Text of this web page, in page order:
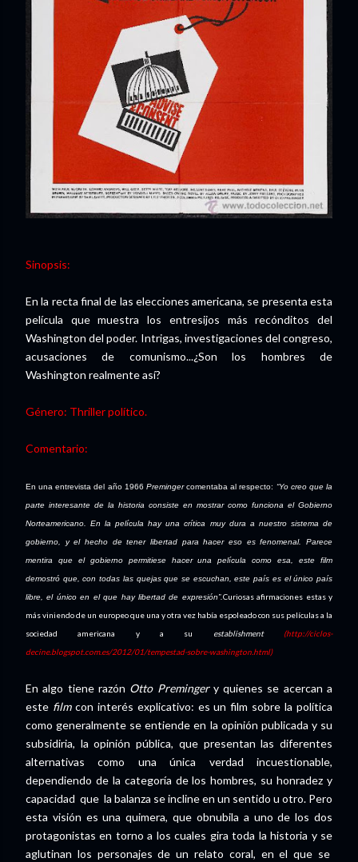
Sinopsis:
En la recta final de las elecciones americana, se presenta esta
película que muestra los entresijos más recónditos del
Washington del poder. Intrigas, investigaciones del congreso,
acusaciones de comunismo...¿Son los hombres de
Washington realmente así?
Género: Thriller político.
Comentario:
En una entrevista del año 1966 Premingercomentaba al respecto: “Yo creo que la
parte interesante de la historia consiste en mostrar como funciona el Gobierno
Norteamericano. En la película hay una crítica muy dura a nuestro sistema de
gobierno, y el hecho de tener libertad para hacer eso es fenomenal. Parece
mentira que el gobierno permitiese hacer una película como esa, este film
demostró que, con todas las quejas que se escuchan, este país es el único país
libre, el único en el que hay libertad de expresión”.Curiosas afirmaciones estas y
más viniendo de un europeo que una y otra vez había espoleado con sus películas a la
sociedad americana y a su
establishment(http://ciclos-
decine.blogspot.com.es/2012/01/tempestad-sobre-washington.html)
En algo tiene razón Otto Preminger y quienes se acercan a
este filmcon interés explicativo: es un film sobre la política
como generalmente se entiende en la opinión publicada y su
subsidiria, la opinión pública, que presentan las diferentes
alternativas como una única verdad incuestionable,
dependiendo de la categoría de los hombres, su honradez y
capacidad que la balanza se incline en un sentido u otro. Pero
esta visión es una quimera, que obnubila a uno de los dos
protagonistas en torno a los cuales gira toda la historia y se
aglutinan los personajes de un relato coral, en el que se